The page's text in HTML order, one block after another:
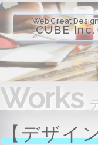
Web Creat
CUBE Inc.
Works
【デザイ